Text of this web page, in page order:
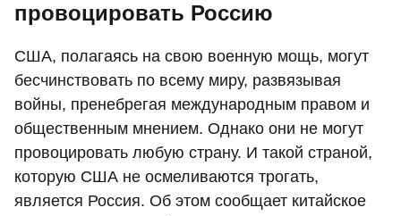
провоцировать Россию
США, полагаясь на свою военную мощь, могут
бесчинствовать по всему миру, развязывая
войны, пренебрегая международным правом и
общественным мнением. Однако они не могут
провоцировать любую страну. И такой страной,
которую США не осмеливаются трогать,
является Россия. Об этом сообщает китайское